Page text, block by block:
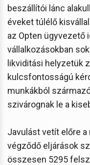
beszállítói lánc
éveket túlélő
az Opten ügyvezető
vállalkozásokban
likviditási helyzetük
kulcsfontosságú
munkákból
szivárognak le a
Javulást vetít előre
végződő eljárások
összesen 5295